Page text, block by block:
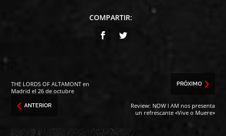
COMPARTIR:
THE LORDS OF ALTAMONT en
Madrid el 26 de octubre
ANTERIOR
PRÓXIMO
Review: NOW I AM nos presenta
un refrescante «Vive o Muere»